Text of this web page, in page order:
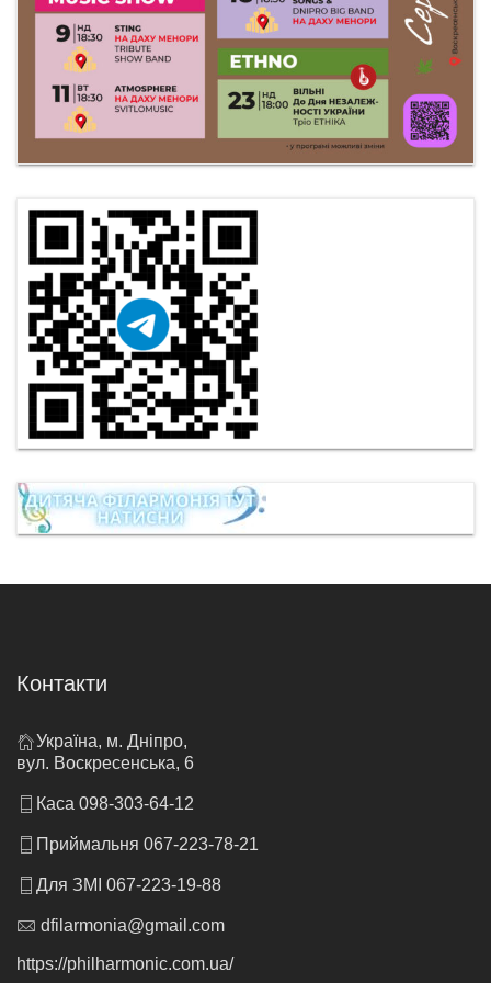
Контакти
Україна, м. Дніпро,
вул. Воскресенська, 6
Каса 098-303-64-12
Приймальня 067-223-78-21
Для ЗМІ 067-223-19-88
dfilarmonia@gmail.com
https://philharmonic.com.ua/